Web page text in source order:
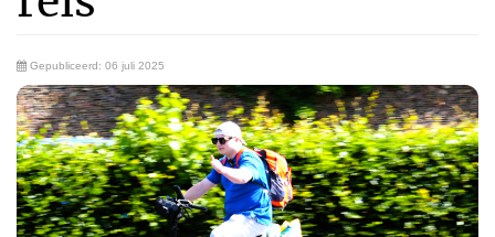
Gepubliceerd: 06 juli 2025